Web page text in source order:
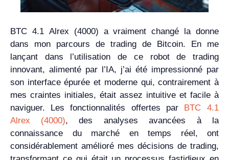
BTC 4.1 Alrex (4000) a vraiment changé la donne
dans mon parcours de trading de Bitcoin. En me
lançant dans l’utilisation de ce robot de trading
innovant, alimenté par l’IA, j’ai été impressionné par
son interface épurée et moderne qui, contrairement à
mes craintes initiales, était assez intuitive et facile à
naviguer. Les fonctionnalités offertes par BTC 4.1
Alrex (4000), des analyses avancées à la
connaissance du marché en temps réel, ont
considérablement amélioré mes décisions de trading,